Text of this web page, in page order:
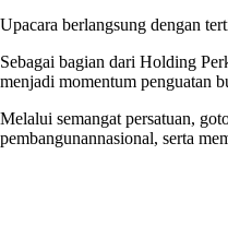
Upacara berlangsung dengan
Sebagai bagian dari Holding
menjadi momentum penguatan
Melalui semangat persatuan,
pembangunannasional, serta